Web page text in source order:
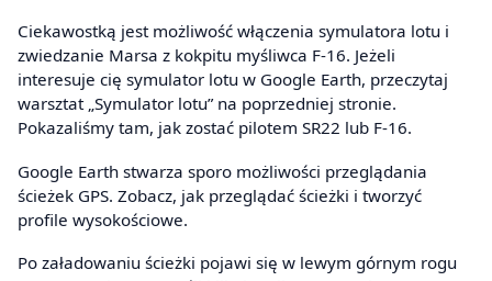
Ciekawostką jest możliwość włączenia symulatora lotu i
zwiedzanie Marsa z kokpitu myśliwca F-16. Jeżeli
interesuje cię symulator lotu w Google Earth, przeczytaj
warsztat „Symulator lotu” na poprzedniej stronie.
Pokazaliśmy tam, jak zostać pilotem SR22 lub F-16.
Google Earth stwarza sporo możliwości przeglądania
ścieżek GPS. Zobacz, jak przeglądać ścieżki i tworzyć
profile wysokościowe.
Po załadowaniu ścieżki pojawi się w lewym górnym rogu